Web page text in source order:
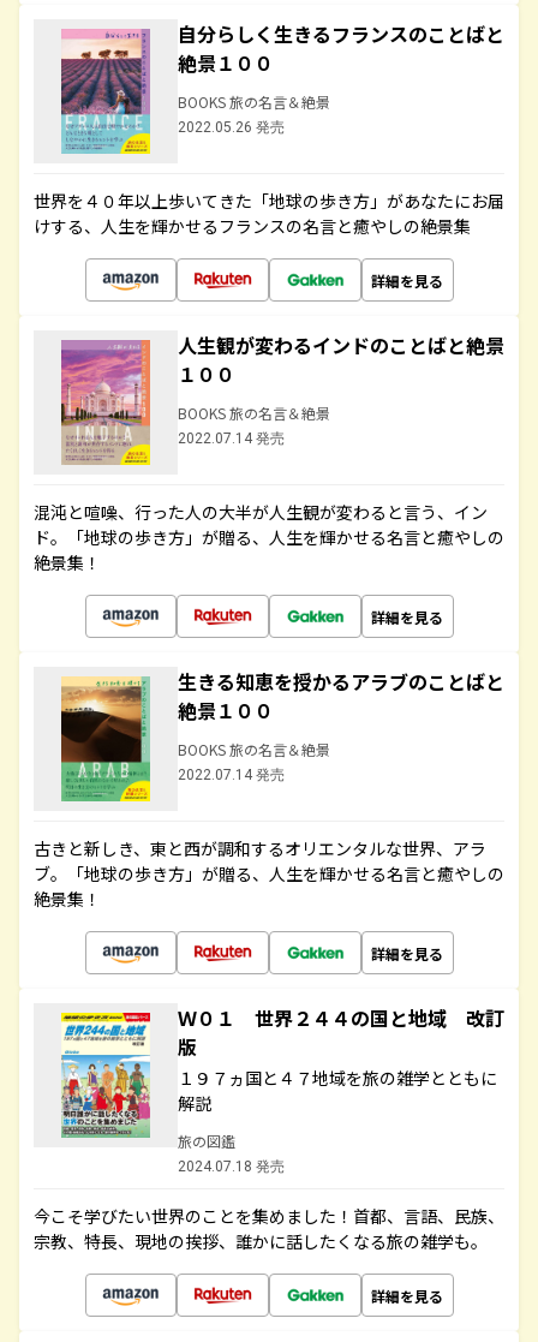
自分らしく生きるフランスのことばと
絶景１００
BOOKS 旅の名言＆絶景
2022.05.26 発売
世界を４０年以上歩いてきた「地球の歩き方」があなたにお届
けする、人生を輝かせるフランスの名言と癒やしの絶景集
詳細を見る
人生観が変わるインドのことばと絶景
１００
BOOKS 旅の名言＆絶景
2022.07.14 発売
混沌と喧噪、行った人の大半が人生観が変わると言う、イン
ド。「地球の歩き方」が贈る、人生を輝かせる名言と癒やしの
絶景集！
詳細を見る
生きる知恵を授かるアラブのことばと
絶景１００
BOOKS 旅の名言＆絶景
2022.07.14 発売
古きと新しき、東と西が調和するオリエンタルな世界、アラ
ブ。「地球の歩き方」が贈る、人生を輝かせる名言と癒やしの
絶景集！
詳細を見る
Ｗ０１ 世界２４４の国と地域 改訂
版
１９７ヵ国と４７地域を旅の雑学とともに
解説
旅の図鑑
2024.07.18 発売
今こそ学びたい世界のことを集めました！首都、言語、民族、
宗教、特長、現地の挨拶、誰かに話したくなる旅の雑学も。
詳細を見る